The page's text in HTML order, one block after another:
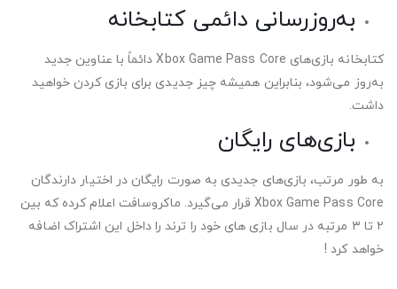
به‌روزرسانی دائمی کتابخانه
کتابخانه بازی‌های Xbox Game Pass Core دائماً با عناوین جدید
به‌روز می‌شود، بنابراین همیشه چیز جدیدی برای بازی کردن خواهید
داشت.
بازی‌های رایگان
به طور مرتب، بازی‌های جدیدی به صورت رایگان در اختیار دارندگان
Xbox Game Pass Core قرار می‌گیرد. ماکروسافت اعلام کرده که بین
۲ تا ۳ مرتبه در سال بازی های خود را ترند را داخل این اشتراک اضافه
خواهد کرد !